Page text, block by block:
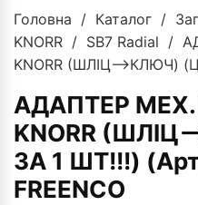
Головна / Каталог /
KNORR / SB7 Radial /
KNORR (ШЛІЦ–>КЛЮЧ)
АДАПТЕР
KNORR
ЗА 1 ШТ!!!)
FREENCO